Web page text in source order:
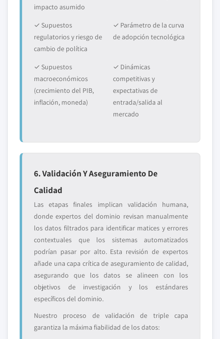
impacto asumido
✓ Supuestos
regulatorios y riesgo de
cambio de política
✓ Parámetro de la curva
de adopción tecnológica
✓ Supuestos
macroeconómicos
(crecimiento del PIB,
inflación, moneda)
✓ Dinámicas
competitivas y
expectativas de
entrada/salida al
mercado
6. Validación Y Aseguramiento De
Calidad
Las etapas finales implican validación humana,
donde expertos del dominio revisan manualmente
los datos filtrados para identificar matices y errores
contextuales que los sistemas automatizados
podrían pasar por alto. Esta revisión de expertos
añade una capa crítica de aseguramiento de calidad,
asegurando que los datos se alineen con los
objetivos de investigación y los estándares
específicos del dominio.
Nuestro proceso de validación de triple capa
garantiza la máxima fiabilidad de los datos: